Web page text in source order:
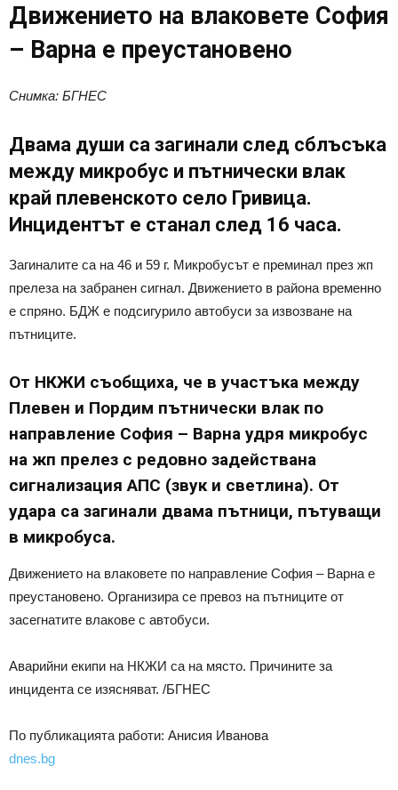
Движението на влаковете София
– Варна е преустановено
Снимка: БГНЕС
Двама души са загинали след сблъсъка
между микробус и пътнически влак
край плевенското село Гривица.
Инцидентът е станал след 16 часа.
Загиналите са на 46 и 59 г. Микробусът е преминал през жп
прелеза на забранен сигнал. Движението в района временно
е спряно. БДЖ е подсигурило автобуси за извозване на
пътниците.
От НКЖИ съобщиха, че в участъка между
Плевен и Пордим пътнически влак по
направление София – Варна удря микробус
на жп прелез с редовно задействана
сигнализация АПС (звук и светлина). От
удара са загинали двама пътници, пътуващи
в микробуса.
Движението на влаковете по направление София – Варна е
преустановено. Организира се превоз на пътниците от
засегнатите влакове с автобуси.
Аварийни екипи на НКЖИ са на място. Причините за
инцидента се изясняват. /БГНЕС
По публикацията работи: Анисия Иванова
dnes.bg